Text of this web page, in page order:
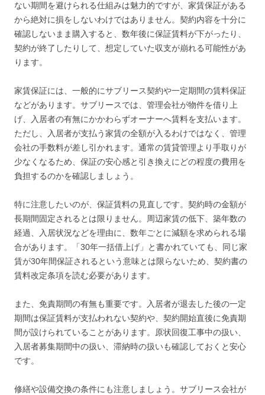
ない期間を避けられる仕組みは魅力的ですが、家賃保証がある
から絶対に損をしないわけではありません。契約内容を十分に
確認しないまま購入すると、数年後に保証賃料が下がったり、
契約が終了したりして、想定していた収支が崩れる可能性があ
ります。
家賃保証には、一般的にサブリース契約や一定期間の賃料保証
などがあります。サブリースでは、管理会社が物件を借り上
げ、入居者の有無にかかわらずオーナーへ賃料を支払います。
ただし、入居者が支払う家賃の全額が入るわけではなく、管理
会社の手数料が差し引かれます。通常の賃貸管理より手取りが
少なくなるため、保証の安心感と引き換えにどの程度の費用を
負担するのかを確認しましょう。
特に注意したいのが、保証賃料の見直しです。契約時の金額が
長期間固定されるとは限りません。周辺家賃の低下、築年数の
経過、入居状況などを理由に、数年ごとに減額を求められる場
合があります。「30年一括借上げ」と書かれていても、同じ家
賃が30年間保証されるという意味とは限らないため、契約書の
賃料改定条項を読む必要があります。
また、免責期間の有無も重要です。入居者が退去した後の一定
期間は保証賃料が支払われない契約や、契約開始直後に免責期
間が設けられていることがあります。原状回復工事中の扱い、
入居者募集期間中の扱い、滞納時の扱いも確認しておくと安心
です。
修繕や設備交換の条件にも注意しましょう。サブリース会社が